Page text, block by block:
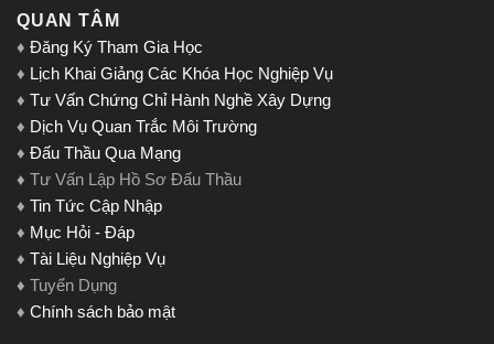
QUAN TÂM
♦ Đăng Ký Tham Gia Học
♦ Lịch Khai Giảng Các Khóa Học Nghiệp Vụ
♦ Tư Vấn Chứng Chỉ Hành Nghề Xây Dựng
♦ Dịch Vụ Quan Trắc Môi Trường
♦ Đấu Thầu Qua Mạng
♦ Tư Vấn Lập Hồ Sơ Đấu Thầu
♦ Tin Tức Cập Nhập
♦ Mục Hỏi - Đáp
♦ Tài Liệu Nghiệp Vụ
♦ Tuyển Dụng
♦ Chính sách bảo mật